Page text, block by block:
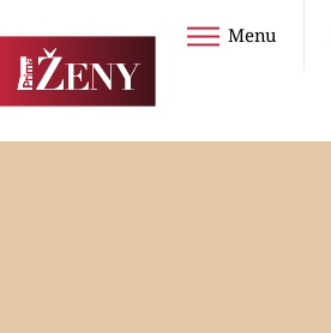
Menu